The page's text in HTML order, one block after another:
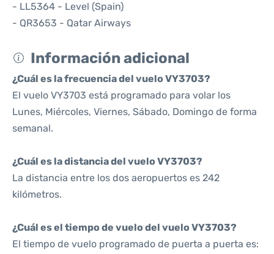
- LL5364 - Level (Spain)
- QR3653 - Qatar Airways
Información adicional
¿Cuál es la frecuencia del vuelo VY3703?
El vuelo VY3703 está programado para volar los
Lunes, Miércoles, Viernes, Sábado, Domingo de forma
semanal.
¿Cuál es la distancia del vuelo VY3703?
La distancia entre los dos aeropuertos es 242
kilómetros.
¿Cuál es el tiempo de vuelo del vuelo VY3703?
El tiempo de vuelo programado de puerta a puerta es: